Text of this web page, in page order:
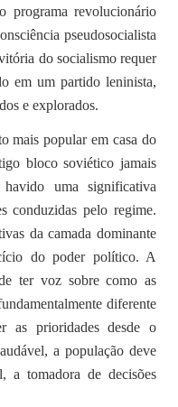
programa revolucionário
pseudosocialista
do socialismo requer
em um partido leninista,
e explorados.
mais popular em casa do
bloco soviético jamais
uma significativa
conduzidas pelo regime.
da camada dominante
do poder político. A
ter voz sobre como as
diferente
as prioridades desde o
a população deve
a tomadora de decisões